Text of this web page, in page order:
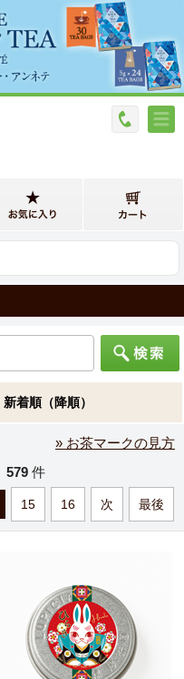
» お茶マークの見方
579 件
15 16 次 最後